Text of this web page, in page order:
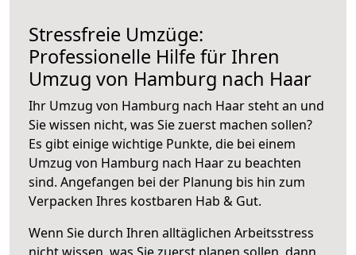
Stressfreie Umzüge:
Professionelle Hilfe für Ihren
Umzug von Hamburg nach Haar
Ihr Umzug von Hamburg nach Haar steht an und
Sie wissen nicht, was Sie zuerst machen sollen?
Es gibt einige wichtige Punkte, die bei einem
Umzug von Hamburg nach Haar zu beachten
sind. Angefangen bei der Planung bis hin zum
Verpacken Ihres kostbaren Hab & Gut.
Wenn Sie durch Ihren alltäglichen Arbeitsstress